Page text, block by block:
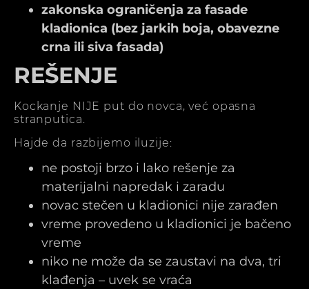
zakonska ograničenja za fasade
kladionica (bez jarkih boja, obavezne
crna ili siva fasada)
REŠENJE
Kockanje NIJE put do novca, već opasna
stranputica.
Hajde da razbijemo iluzije:
ne postoji brzo i lako rešenje za
materijalni napredak i zaradu
novac stečen u kladionici nije zarađen
vreme provedeno u kladionici je bačeno
vreme
niko ne može da se zaustavi na dva, tri
klađenja – uvek se vraća